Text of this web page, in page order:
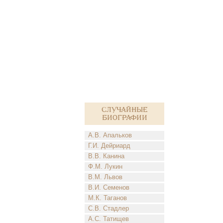
Случайные
биографии
А.В. Апальков
Г.И. Дейриард
В.В. Канина
Ф.М. Лукин
В.М. Львов
В.И. Семенов
М.К. Таганов
С.В. Стадлер
А.С. Татищев